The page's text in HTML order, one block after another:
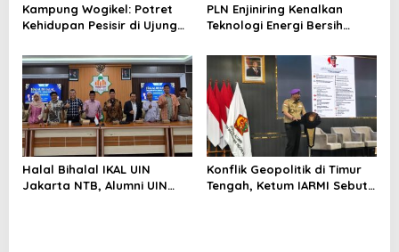
Kampung Wogikel: Potret
Kehidupan Pesisir di Ujung
Bertahan di Tengah
Keterbatasan
PLN Enjiniring Kenalkan
Teknologi Energi Bersih
Halal Bihalal IKAL UIN
Jakarta NTB, Alumni UIN
Konflik Geopolitik di Timur
Tengah, Ketum IARMI Sebut